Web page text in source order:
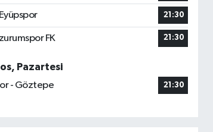
21:30
FK 21:30
Pazartesi
- Göztepe
21:30